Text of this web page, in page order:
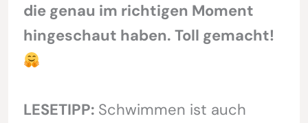
die genau im richtigen Moment
hingeschaut haben. Toll gemacht!
LESETIPP: Schwimmen ist auch